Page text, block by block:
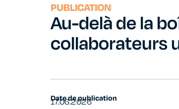
PUBLICATION
Au-delà de la
collaborateurs
Date de publication
17.06.2026